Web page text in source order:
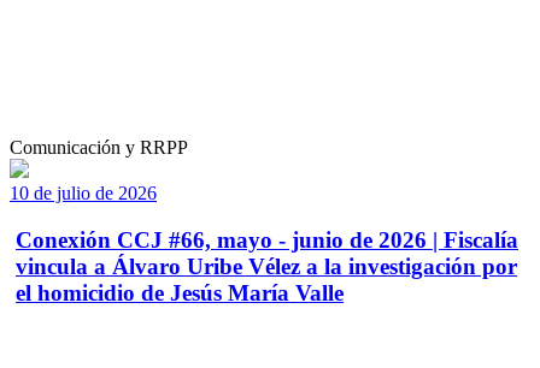
Comunicación y RRPP
10 de julio de 2026
Conexión CCJ #66, mayo - junio de 2026 | Fiscalía
vincula a Álvaro Uribe Vélez a la investigación por
el homicidio de Jesús María Valle